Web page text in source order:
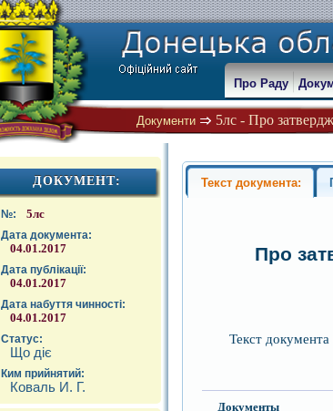
Документи 5лс - Про
Про Раду
ДОКУМЕНТ:
№: 5лс
Дата документа:
04.01.2017
Дата публікації:
04.01.2017
Дата набуття чинності:
04.01.2017
Статус:
Що діє
Ким прийнятий:
Коваль И. Г.
Текст документа:
Про
Текст
Документы